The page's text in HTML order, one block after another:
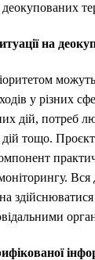
деокупованих
на
у різних
дій, потреб
тощо.
здійснюватися